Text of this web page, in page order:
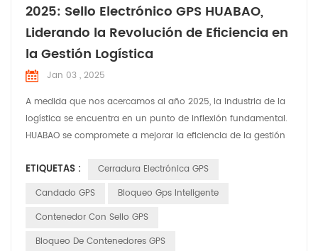
2025: Sello Electrónico GPS HUABAO,
Liderando la Revolución de Eficiencia en
la Gestión Logística
Jan 03 , 2025
A medida que nos acercamos al año 2025, la industria de la
logística se encuentra en un punto de inflexión fundamental.
HUABAO se compromete a mejorar la eficiencia de la gestión
el Sello electrónico GPS. Creemos que con soluciones
inteligentes podemos mejorar significativamente la seguridad
ETIQUETAS :
Cerradura Electrónica GPS
Candado GPS
Bloqueo Gps Inteligente
Contenedor Con Sello GPS
Bloqueo De Contenedores GPS